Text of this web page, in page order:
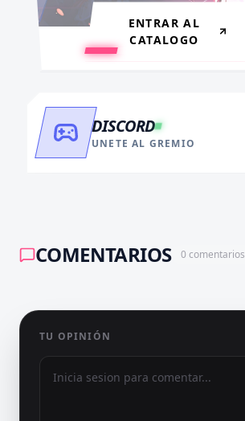
ENTRAR AL
CATALOGO
DISCORD
UNETE AL GREMIO
COMENTARIOS 0 comentarios
TU OPINIÓN